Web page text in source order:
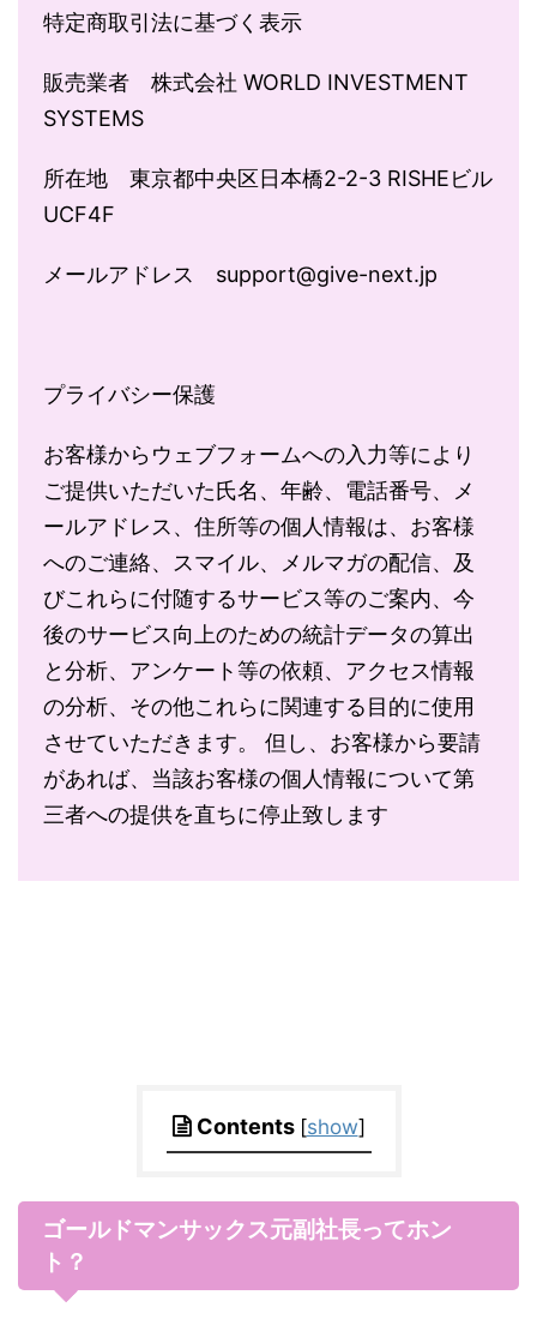
特定商取引法に基づく表示
販売業者 株式会社 WORLD INVESTMENT
SYSTEMS
所在地 東京都中央区日本橋2-2-3 RISHEビル
UCF4F
メールアドレス support@give-next.jp
プライバシー保護
お客様からウェブフォームへの入力等により
ご提供いただいた氏名、年齢、電話番号、メ
ールアドレス、住所等の個人情報は、お客様
へのご連絡、スマイル、メルマガの配信、及
びこれらに付随するサービス等のご案内、今
後のサービス向上のための統計データの算出
と分析、アンケート等の依頼、アクセス情報
の分析、その他これらに関連する目的に使用
させていただきます。 但し、お客様から要請
があれば、当該お客様の個人情報について第
三者への提供を直ちに停止致します
Contents [show]
ゴールドマンサックス元副社長ってホン
ト？